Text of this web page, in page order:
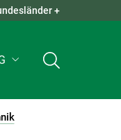
LINKS +
+
(current)1